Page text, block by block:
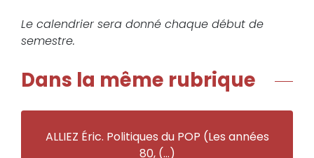
Le calendrier sera donné chaque début de
semestre.
Dans la même rubrique
ALLIEZ Éric. Politiques du POP (Les années
80, (…)